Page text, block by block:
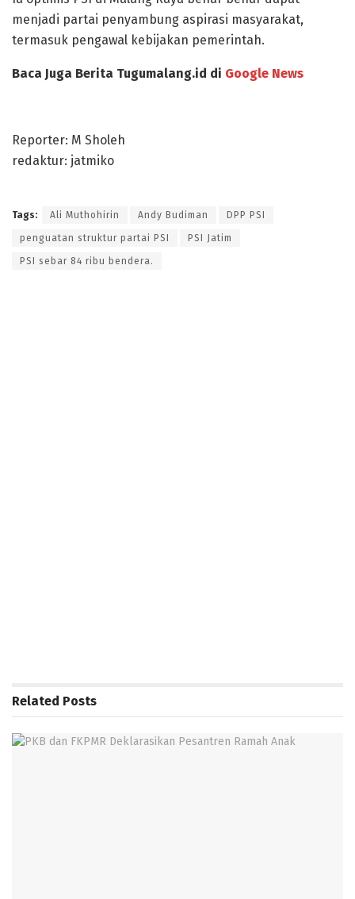
menjadi partai penyambung aspirasi masyarakat,
termasuk pengawal kebijakan pemerintah.
Baca Juga Berita Tugumalang.id di Google News
Reporter: M Sholeh
redaktur: jatmiko
Tags: Ali Muthohirin Andy Budiman DPP PSI
penguatan struktur partai PSI PSI Jatim
PSI sebar 84 ribu bendera.
Related Posts